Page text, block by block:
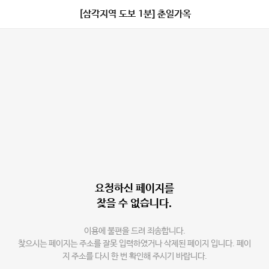
[삼각지역 도보 1분] 춘일가옥
요청하신 페이지를
찾을 수 없습니다.
이용에 불편을 드려 죄송합니다.
찾으시는 페이지는 주소를 잘못 입력하였거나 삭제된 페이지 입니다. 페이
지 주소를 다시 한 번 확인해 주시기 바랍니다.